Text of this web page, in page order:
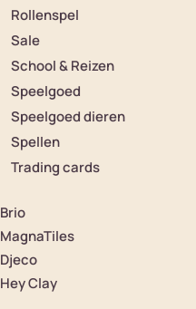
Rollenspel
Sale
School & Reizen
Speelgoed
Speelgoed dieren
Spellen
Trading cards
Brio
MagnaTiles
Djeco
Hey Clay